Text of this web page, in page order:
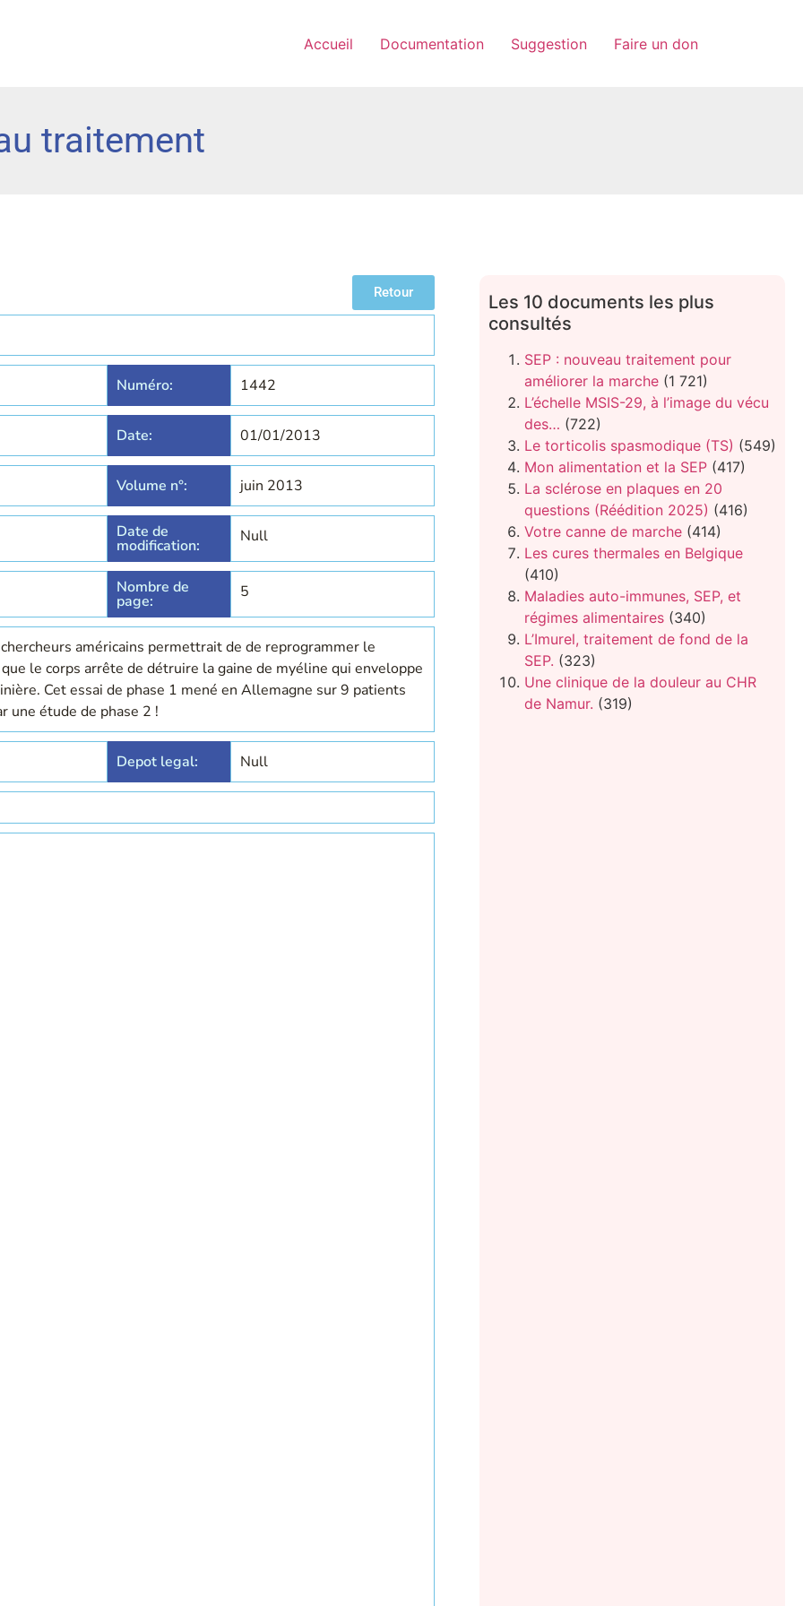
Accueil Documentation Suggestion Faire un don
traitement
Retour
Numéro: 1442
Date: 01/01/2013
Volume n°: juin 2013
Date de
modification: Null
Nombre de
page: 5
américains permettrait de de reprogrammer le
le corps arrête de détruire la gaine de myéline qui enveloppe
Cet essai de phase 1 mené en Allemagne sur 9 patients
une étude de phase 2 !
Depot legal: Null
Les 10 documents les plus
consultés
SEP : nouveau traitement pour
améliorer la marche (1 721)
L’échelle MSIS-29, à l’image du vécu
des… (722)
Le torticolis spasmodique (TS) (549)
Mon alimentation et la SEP (417)
La sclérose en plaques en 20
questions (Réédition 2025) (416)
Votre canne de marche (414)
Les cures thermales en Belgique
(410)
Maladies auto-immunes, SEP, et
régimes alimentaires (340)
L’Imurel, traitement de fond de la
SEP. (323)
Une clinique de la douleur au CHR
de Namur. (319)